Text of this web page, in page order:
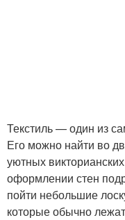
Текстиль — один из
Его можно найти во
уютных
оформлении стен
пойти небольшие
которые обычно